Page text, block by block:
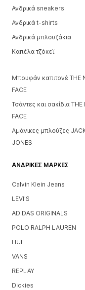
Ανδρικά sneakers
Ανδρικά t-shirts
Ανδρικά μπλουζάκια
Καπέλα τζόκεϊ
Μπουφάν καπιτονέ THE
FACE
Τσάντες και σακίδια THE
FACE
Αμάνικες μπλούζες
JONES
ΑΝΔΡΙΚΈΣ ΜΆΡΚΕΣ
Calvin Klein Jeans
LEVI'S
ADIDAS ORIGINALS
POLO RALPH LAUREN
HUF
VANS
REPLAY
Dickies